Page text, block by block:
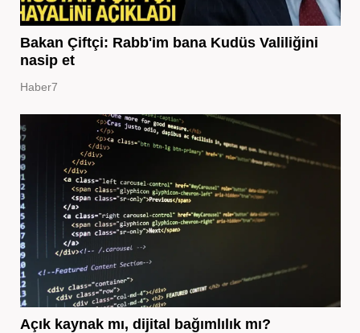
Bakan Çiftçi: Rabb'im bana Kudüs Valiliğini
nasip et
Haber7
Açık kaynak mı, dijital bağımlılık mı?